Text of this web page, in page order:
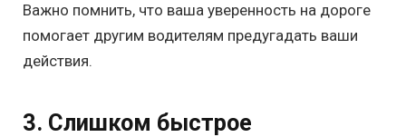
Важно помнить, что ваша уверенность на дороге
помогает другим водителям предугадать ваши
действия.
3. Слишком быстрое